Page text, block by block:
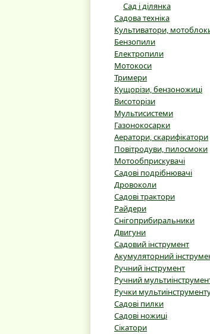
Сад і ділянка
Садова техніка
Культиватори,
Бензопили
Електропили
Мотокоси
Тримери
Кущорізи, бензоножиці
Висоторізи
Мультисистеми
Газонокосарки
Аератори, скарифікатори
Повітродуви, пилосмоки
Мотообприскувачі
Садові подрібнювачі
Дровоколи
Садові трактори
Райдери
Снігоприбиральники
Двигуни
Садовий інструмент
Акумуляторний
Ручний інструмент
Ручний
Ручки
Садові пилки
Садові ножиці
Сікатори